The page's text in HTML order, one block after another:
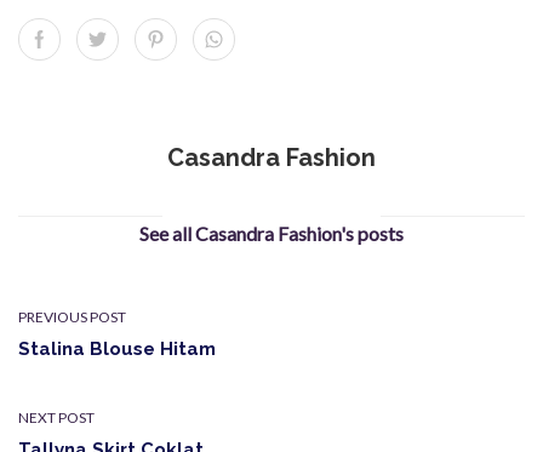
Casandra Fashion
See all Casandra Fashion's posts
PREVIOUS POST
Stalina Blouse Hitam
NEXT POST